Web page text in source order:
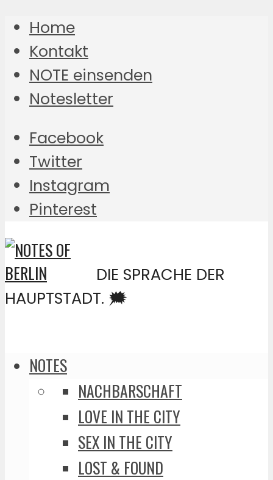
Home
Kontakt
NOTE einsenden
Notesletter
Facebook
Twitter
Instagram
Pinterest
DIE SPRACHE DER
HAUPTSTADT. 🗯️
NOTES
NACHBARSCHAFT
LOVE IN THE CITY
SEX IN THE CITY
LOST & FOUND